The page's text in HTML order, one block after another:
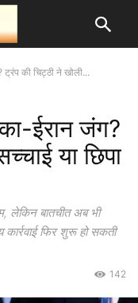
की चिट्ठी ने खोली...
ईरान जंग?
या छिपा
लेकिन बातचीत अब भी
फिर शुरू हो सकती
142